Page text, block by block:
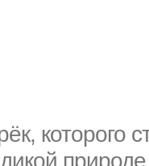
которого